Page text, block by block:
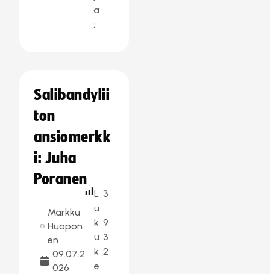
a
:
Salibandylii
ton
ansiomerkk
i: Juha
Poranen
Markku
Huopon
en
09.07.2
026
L
u
k
u
k
e
3
9
3
2